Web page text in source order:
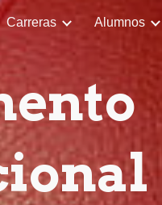
Skip to navigation
Carreras Alumnos